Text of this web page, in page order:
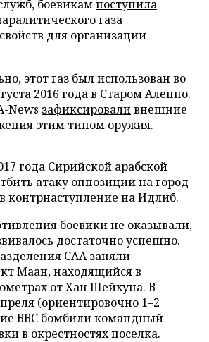
боевикампоступила
газа
для организации
этот газ был использован во
2016 года в Старом Алеппо.
News зафиксироваливнешние
этим типом оружия.
года Сирийской арабской
атаку оппозиции на город
контрнаступление на Идлиб.
боевики не оказывали,
достаточно успешно.
САА заняли
Маан, находящийся в
от Хан Шейхуна. В
(ориентировочно 1–2
ВВС бомбили командный
в окрестностях поселка.